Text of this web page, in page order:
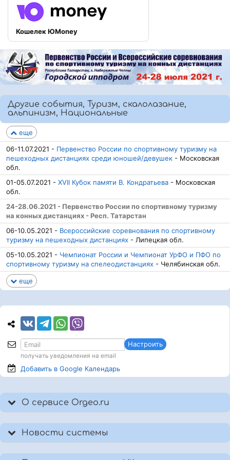
Кошелек ЮMoney
Другие события, Туризм, скалолазание,
альпинизм, Национальные
еще
06-11.07.2021 - Первенство России по спортивному туризму на
пешеходных дистанциях среди юношей/девушек - Московская
обл.
01-05.07.2021 - XVII Кубок памяти В. Кондратьева - Московская
обл.
24-28.06.2021 - Первенство России по спортивному туризму
на конных дистанциях - Респ. Татарстан
06-10.05.2021 - Всероссийские соревнования по спортивному
туризму на пешеходных дистанциях - Липецкая обл.
05-10.05.2021 - Чемпионат России и Чемпионат УрФО и ПФО по
спортивному туризму на спелеодистанциях - Челябинская обл.
еще
Настроить
получать уведомления на email
Добавить в Google Календарь
О сервисе Orgeo.ru
Новости системы